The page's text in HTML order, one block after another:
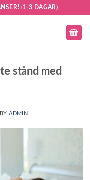
(1-3 DAGAR)
stånd med
BYADMIN